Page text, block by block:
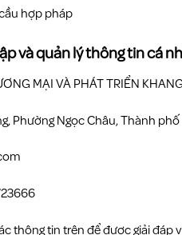
hợp pháp
và quản lý thông tin cá
MẠI VÀ PHÁT TRIỂN
Phường Ngọc Châu, Thành
thông tin trên để được giải